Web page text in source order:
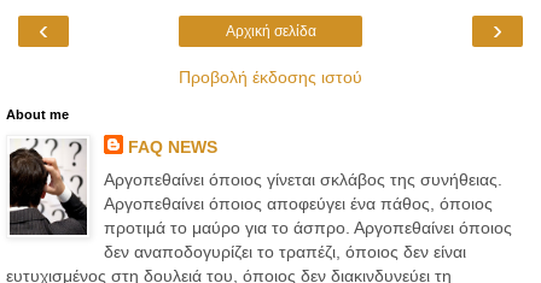
‹ ›
Αρχική σελίδα
Προβολή έκδοσης ιστού
About me
FAQ NEWS
Αργοπεθαίνει όποιος γίνεται σκλάβος της συνήθειας.
Αργοπεθαίνει όποιος αποφεύγει ένα πάθος, όποιος
προτιμά το μαύρο για το άσπρο. Αργοπεθαίνει όποιος
δεν αναποδογυρίζει το τραπέζι, όποιος δεν είναι
ευτυχισμένος στη δουλειά του, όποιος δεν διακινδυνεύει τη